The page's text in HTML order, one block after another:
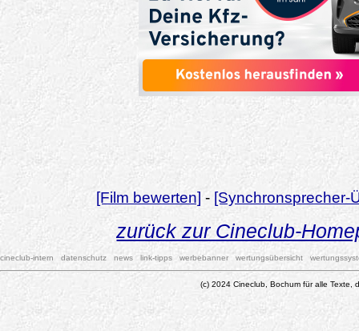
[Film bewerten] - [Synchronsprecher-
zurück zur Cineclub-
cineclub-intern datenschutz news link-tipps werbebanner wertungsübersicht
(c) 2024 Cineclub, Bochum für alle Texte,